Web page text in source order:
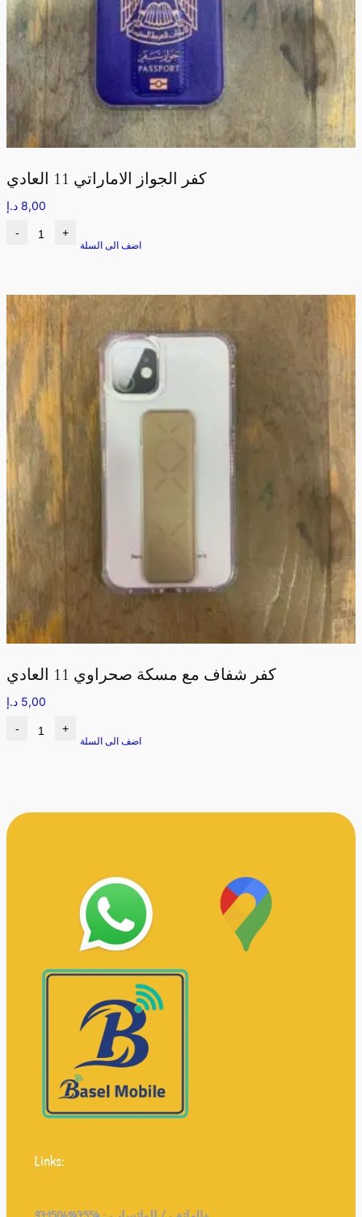
كفر الجواز الاماراتي 11 العادي
8,00 د.إ
- +
اضف الى السلة
كفر شفاف مع مسكة صحراوي 11 العادي
5,00 د.إ
- +
اضف الى السلة
Links: